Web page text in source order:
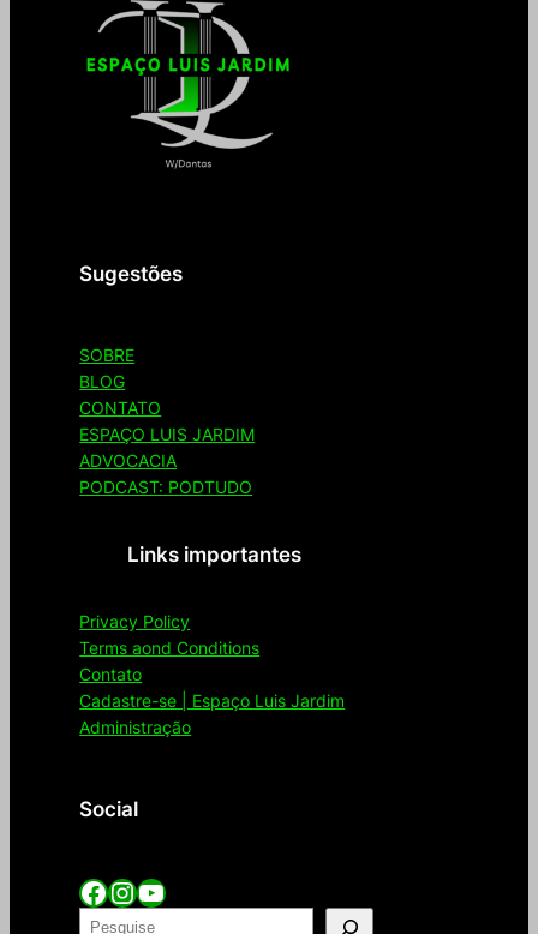
Sugestões
SOBRE
BLOG
CONTATO
ESPAÇO LUIS JARDIM
ADVOCACIA
PODCAST: PODTUDO
Links importantes
Privacy Policy
Terms aond Conditions
Contato
Cadastre-se | Espaço Luis Jardim
Administração
Social
Facebook InstagramYouTube